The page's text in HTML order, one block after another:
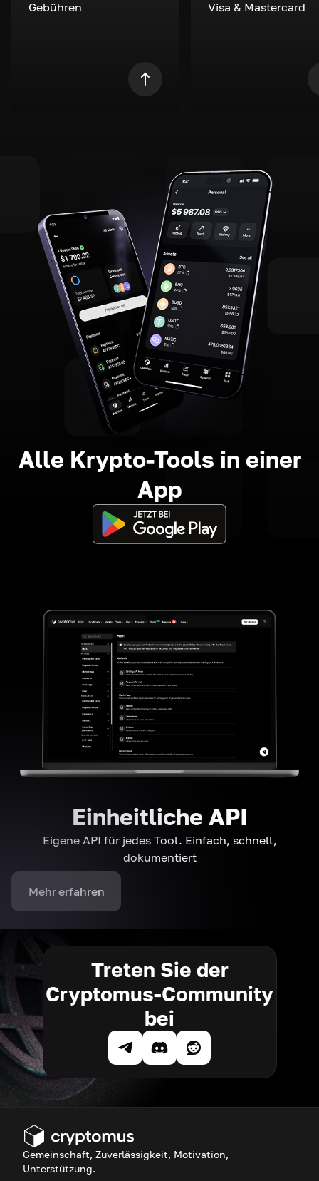
Gebühren
Visa & Mastercard
Alle Krypto-Tools in einer
App
Einheitliche API
Eigene API für jedes Tool. Einfach, schnell,
dokumentiert
Mehr erfahren
Treten Sie der
Cryptomus-Community
bei
Gemeinschaft, Zuverlässigkeit, Motivation,
Unterstützung.